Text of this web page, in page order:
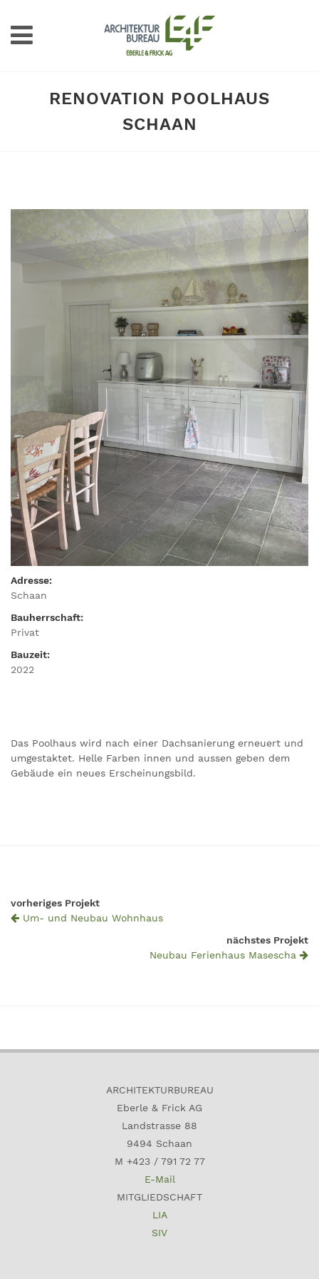
RENOVATION POOLHAUS
SCHAAN
Adresse:
Schaan
Bauherrschaft:
Privat
Bauzeit:
2022
Das Poolhaus wird nach einer Dachsanierung erneuert und
umgestaktet. Helle Farben innen und aussen geben dem
Gebäude ein neues Erscheinungsbild.
vorheriges Projekt
Um- und Neubau Wohnhaus
nächstes Projekt
Neubau Ferienhaus Masescha
ARCHITEKTURBUREAU
Eberle & Frick AG
Landstrasse 88
9494 Schaan
M +423 / 791 72 77
E-Mail
MITGLIEDSCHAFT
LIA
SIV